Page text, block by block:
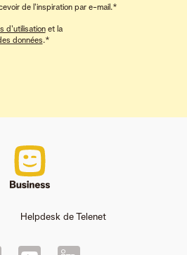
de l'inspiration par e-mail.*
d'utilisation et la
données.*
Helpdesk de Telenet